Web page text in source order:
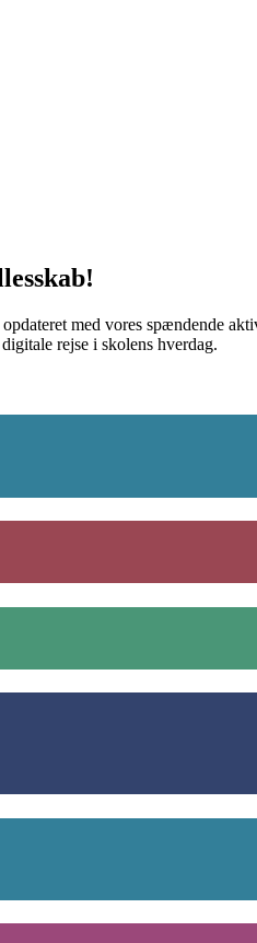
med vores spændende
rejse i skolens hverdag.